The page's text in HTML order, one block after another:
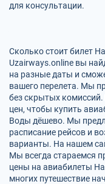
для консультации.
Сколько стоит билет
Uzairways.online вы
на разные даты и
вашего перелета. Мы
без скрытых комиссий.
цен, чтобы купить
Воды дёшево. Мы
расписание рейсов и
варианты. На нашем
Мы всегда стараемся
цены на авиабилеты
многих путешествие